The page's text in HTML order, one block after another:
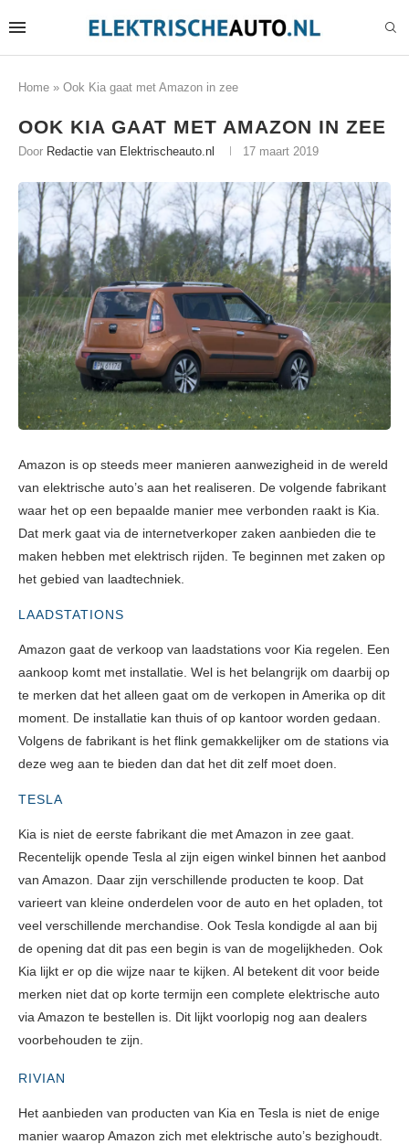
Home » Ook Kia gaat met Amazon in zee
OOK KIA GAAT MET AMAZON IN ZEE
Door Redactie van Elektrischeauto.nl 17 maart 2019
Amazon is op steeds meer manieren aanwezigheid in de wereld
van elektrische auto’s aan het realiseren. De volgende fabrikant
waar het op een bepaalde manier mee verbonden raakt is Kia.
Dat merk gaat via de internetverkoper zaken aanbieden die te
maken hebben met elektrisch rijden. Te beginnen met zaken op
het gebied van laadtechniek.
LAADSTATIONS
Amazon gaat de verkoop van laadstations voor Kia regelen. Een
aankoop komt met installatie. Wel is het belangrijk om daarbij op
te merken dat het alleen gaat om de verkopen in Amerika op dit
moment. De installatie kan thuis of op kantoor worden gedaan.
Volgens de fabrikant is het flink gemakkelijker om de stations via
deze weg aan te bieden dan dat het dit zelf moet doen.
TESLA
Kia is niet de eerste fabrikant die met Amazon in zee gaat.
Recentelijk opende Tesla al zijn eigen winkel binnen het aanbod
van Amazon. Daar zijn verschillende producten te koop. Dat
varieert van kleine onderdelen voor de auto en het opladen, tot
veel verschillende merchandise. Ook Tesla kondigde al aan bij
de opening dat dit pas een begin is van de mogelijkheden. Ook
Kia lijkt er op die wijze naar te kijken. Al betekent dit voor beide
merken niet dat op korte termijn een complete elektrische auto
via Amazon te bestellen is. Dit lijkt voorlopig nog aan dealers
voorbehouden te zijn.
RIVIAN
Het aanbieden van producten van Kia en Tesla is niet de enige
manier waarop Amazon zich met elektrische auto’s bezighoudt.